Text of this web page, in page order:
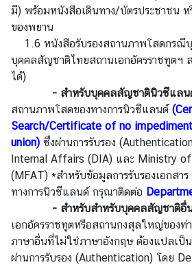
ธุ
ร
|
B
u
s
i
n
s
s
มี) พร้อมหนังสือเดินทาง/บัตรประชาชน ห
ของพยาน
1.6 หนังสือรับรองสถานภาพโสดกรณี
บุคคลสัญชาติไทยสถานเอกอัครราชทูตฯ
ได้)
- สำหรับบุคคลสัญชาตินิวซีแลน
สถานภาพโสดของทางการนิวซีแลนด์
Search/Certificate of no
union) ซึ่งผ่านการรับรอง
Internal Affairs (DIA) และ Ministry
(MFAT) *สำหรับข้อมูลการรับรองเอกสา
ทางการนิวซีแลนด์ กรุณาติดต่อ
- สำหรับสำหรับบุคคลสัญชาติอื่
เอกอัครราชทูตหรือสถานกงสุลใหญ่ของท่
ภาษาอื่นที่ไม่ใช่ภาษาอังกฤษ ต้องแปลเป็
ผ่านการรับรอง (Authentication) โดย